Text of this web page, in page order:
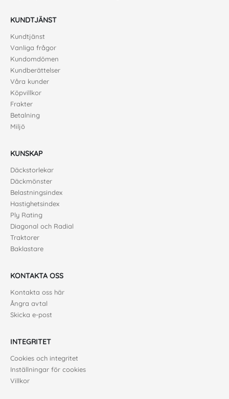
KUNDTJÄNST
Kundtjänst
Vanliga frågor
Kundomdömen
Kundberättelser
Våra kunder
Köpvillkor
Frakter
Betalning
Miljö
KUNSKAP
Däckstorlekar
Däckmönster
Belastningsindex
Hastighetsindex
Ply Rating
Diagonal och Radial
Traktorer
Baklastare
KONTAKTA OSS
Kontakta oss här
Ångra avtal
Skicka e-post
INTEGRITET
Cookies och integritet
Inställningar för cookies
Villkor